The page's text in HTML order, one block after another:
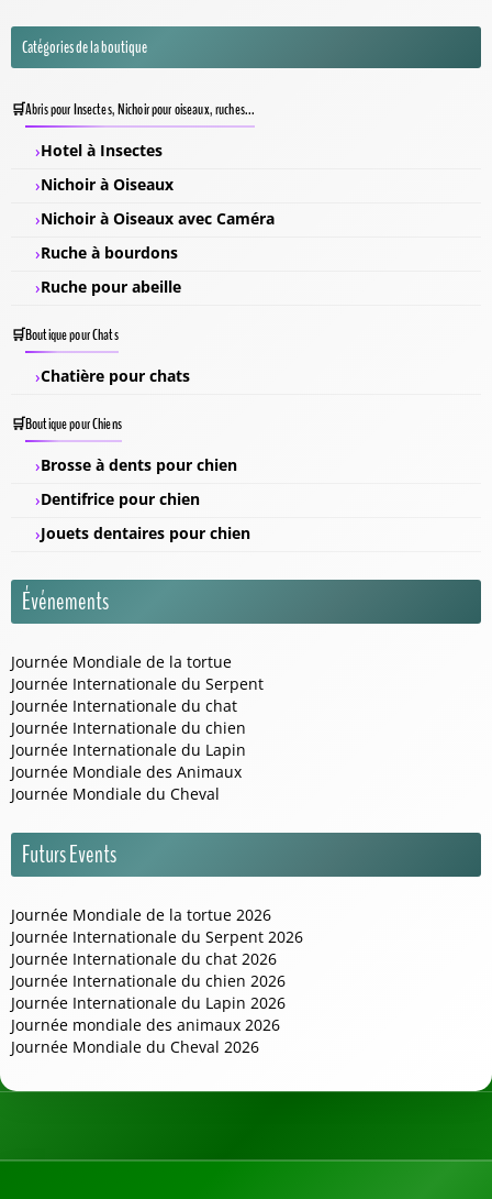
Catégories de la boutique
Abris pour Insectes, Nichoir pour oiseaux, ruches...
Hotel à Insectes
Nichoir à Oiseaux
Nichoir à Oiseaux avec Caméra
Ruche à bourdons
Ruche pour abeille
Boutique pour Chats
Chatière pour chats
Boutique pour Chiens
Brosse à dents pour chien
Dentifrice pour chien
Jouets dentaires pour chien
Événements
Journée Mondiale de la tortue
Journée Internationale du Serpent
Journée Internationale du chat
Journée Internationale du chien
Journée Internationale du Lapin
Journée Mondiale des Animaux
Journée Mondiale du Cheval
Futurs Events
Journée Mondiale de la tortue 2026
Journée Internationale du Serpent 2026
Journée Internationale du chat 2026
Journée Internationale du chien 2026
Journée Internationale du Lapin 2026
Journée mondiale des animaux 2026
Journée Mondiale du Cheval 2026